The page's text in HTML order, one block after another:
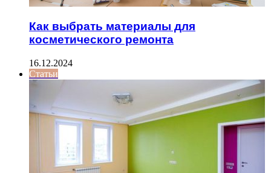
Как выбрать материалы для
косметического ремонта
16.12.2024
Статьи